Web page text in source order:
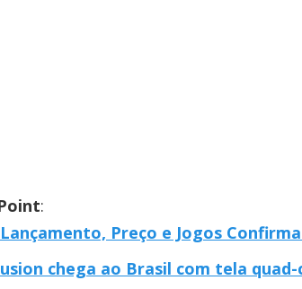
:
Preço e Jogos
chega ao Brasil com tela